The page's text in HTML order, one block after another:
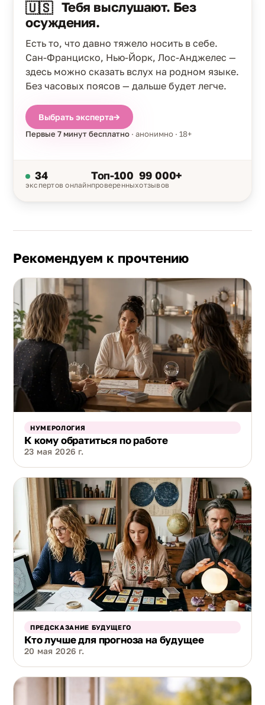
🇺🇸 Тебя выслушают. Без
осуждения.
Есть то, что давно тяжело носить в себе.
Сан-Франциско, Нью-Йорк, Лос-Анджелес —
здесь можно сказать вслух на родном языке.
Без часовых поясов — дальше будет легче.
Выбрать эксперта→
Первые 7 минут бесплатно · анонимно · 18+
34
экспертов онлайн
Топ-100
проверенных
99 000+
отзывов
Рекомендуем к прочтению
НУМЕРОЛОГИЯ
К кому обратиться по работе
23 мая 2026 г.
ПРЕДСКАЗАНИЕ БУДУЩЕГО
Кто лучше для прогноза на будущее
20 мая 2026 г.